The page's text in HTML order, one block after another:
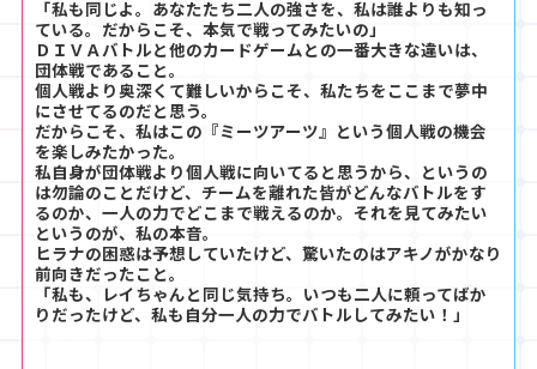
「私も同じよ。あなたたち二人の強さを、私は誰よりも知っ
ている。だからこそ、本気で戦ってみたいの」
ＤＩＶＡバトルと他のカードゲームとの一番大きな違いは、
団体戦であること。
個人戦より奥深くて難しいからこそ、私たちをここまで夢中
にさせてるのだと思う。
だからこそ、私はこの『ミーツアーツ』という個人戦の機会
を楽しみたかった。
私自身が団体戦より個人戦に向いてると思うから、というの
は勿論のことだけど、チームを離れた皆がどんなバトルをす
るのか、一人の力でどこまで戦えるのか。それを見てみたい
というのが、私の本音。
ヒラナの困惑は予想していたけど、驚いたのはアキノがかなり
前向きだったこと。
「私も、レイちゃんと同じ気持ち。いつも二人に頼ってばか
りだったけど、私も自分一人の力でバトルしてみたい！」